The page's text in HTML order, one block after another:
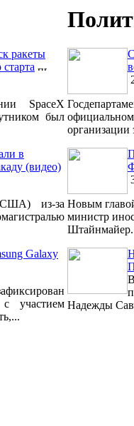
ракеты
SpaceX
был
в
(видео)
из-за
Galaxy
участием
организации
Новым
министр
Надежды